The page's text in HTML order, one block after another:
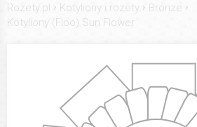
Rozety.pl › Kotyliony i rozety › Bronze ›
Kotyliony (Floo) Sun Flower